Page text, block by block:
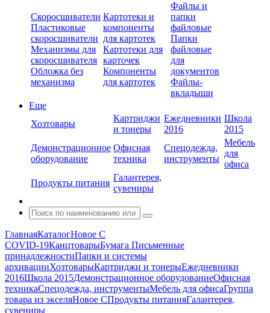
Скоросшиватели
Пластиковые
скоросшиватели
Механизмы для
скоросшивателя
Обложка без
механизма
Картотеки и
компоненты
для картотек
Картотеки для
карточек
Компоненты
для картотек
Файлы и
папки
файловые
Папки
файловые
для
документов
Файлы-
вкладыши
Еще
Хозтовары
Картриджи
и тонеры
Ежедневники
2016
Школа
2015
Демонстрационное
оборудование
Офисная
техника
Спецодежда,
инструменты
Мебель
для
офиса
Продукты питания
Галантерея,
сувениры
ГлавнаяКаталогНовое С
COVID-19КанцтоварыБумага Письменные
принадлежностиПапки и системы
архивацииХозтоварыКартриджи и тонерыЕжедневники
2016Школа 2015Демонстрационное оборудованиеОфисная
техникаСпецодежда, инструментыМебель для офисаГруппа
товара из экселяНовое СПродукты питанияГалантерея,
сувениры